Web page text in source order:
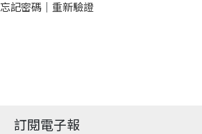
忘記密碼｜ 重新驗證
訂閱電子報